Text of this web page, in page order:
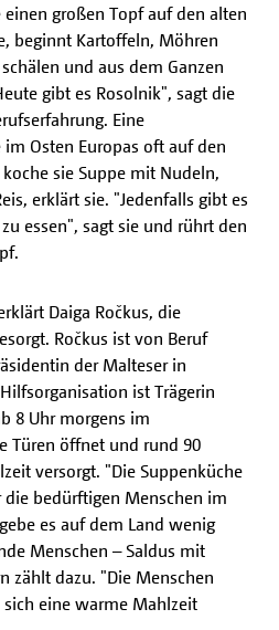
großen Topf auf den alten
beginnt Kartoffeln, Möhren
und aus dem Ganzen
gibt es Rosolnik", sagt die
Eine
Osten Europas oft auf den
sie Suppe mit Nudeln,
erklärt sie. "Jedenfalls gibt es
essen", sagt sie und rührt den
Daiga Ročkus, die
Ročkus ist von Beruf
der Malteser in
ist Trägerin
8 Uhr morgens im
Türen öffnet und rund 90
versorgt. "Die Suppenküche
bedürftigen Menschen im
es auf dem Land wenig
Menschen – Saldus mit
zählt dazu. "Die Menschen
eine warme Mahlzeit